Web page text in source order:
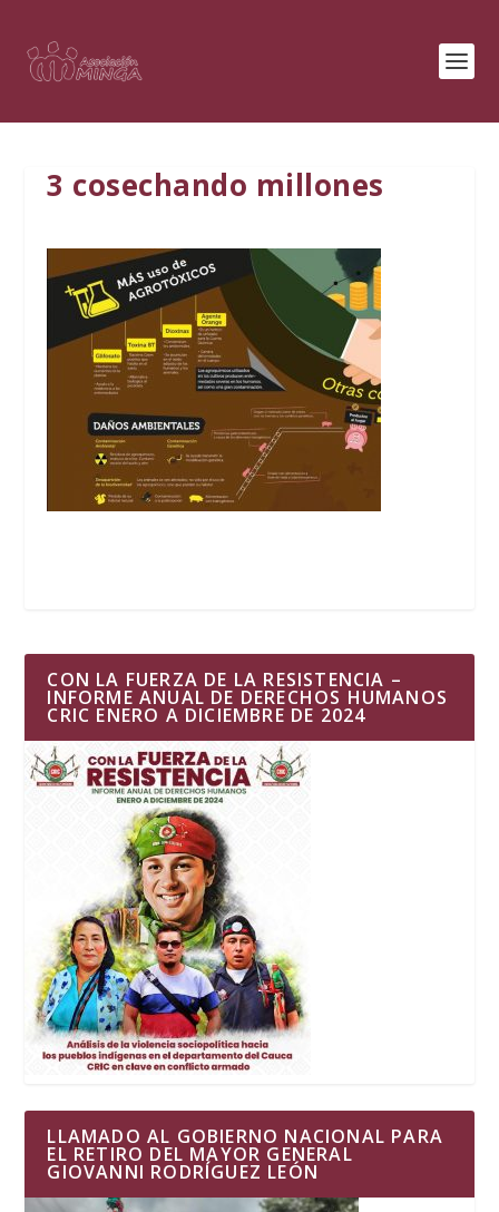
3 cosechando millones
CON LA FUERZA DE LA RESISTENCIA –
INFORME ANUAL DE DERECHOS HUMANOS
CRIC ENERO A DICIEMBRE DE 2024
LLAMADO AL GOBIERNO NACIONAL PARA
EL RETIRO DEL MAYOR GENERAL
GIOVANNI RODRÍGUEZ LEÓN